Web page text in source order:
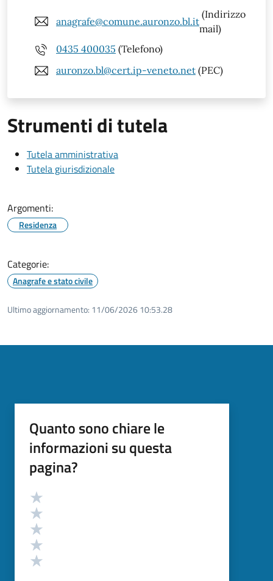
anagrafe@comune.auronzo.bl.it
(Indirizzo
mail)
0435 400035 (Telefono)
auronzo.bl@cert.ip-veneto.net (PEC)
Strumenti di tutela
Tutela amministrativa
Tutela giurisdizionale
Argomenti:
Residenza
Categorie:
Anagrafe e stato civile
Ultimo aggiornamento: 11/06/2026 10:53.28
Quanto sono chiare le
informazioni su questa
pagina?
Valutazione